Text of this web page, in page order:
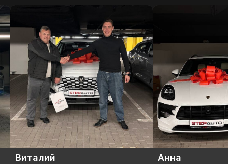
Виталий Анна
(УСПЕШНЫЕ ИСТОРИИ)